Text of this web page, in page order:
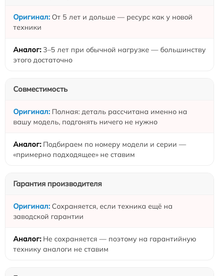
От 5 лет и дольше — ресурс как у новой
техники
3–5 лет при обычной нагрузке — большинству
этого достаточно
Совместимость
Полная: деталь рассчитана именно на
вашу модель, подгонять ничего не нужно
Подбираем по номеру модели и серии —
«примерно подходящее» не ставим
Гарантия производителя
Сохраняется, если техника ещё на
заводской гарантии
Не сохраняется — поэтому на гарантийную
технику аналоги не ставим